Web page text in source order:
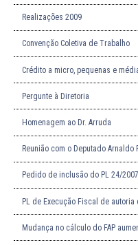
Realizações 2009
Convenção Coletiva de Trabalho
Crédito a micro, pequenas e
Pergunte à Diretoria
Homenagem ao Dr. Arruda
Reunião com o Deputado Arnaldo
Pedido de inclusão do PL 24/
PL de Execução Fiscal de autoria
Mudança no cálculo do FAP